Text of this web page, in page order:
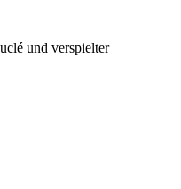
und verspielter